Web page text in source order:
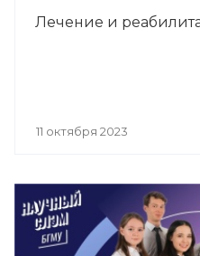
Лечение и
11 октября 2023